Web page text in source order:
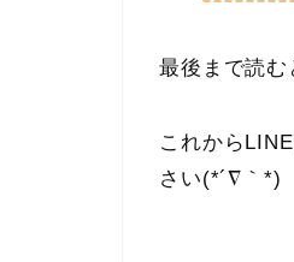
最後まで読
これから
さい(*´∇｀*)